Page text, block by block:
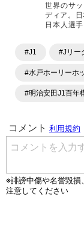
世界のサ
ディア。
日本人選
ます。「
#J1 #Jリー
#水戸ホーリーホ
#明治安田J1百年